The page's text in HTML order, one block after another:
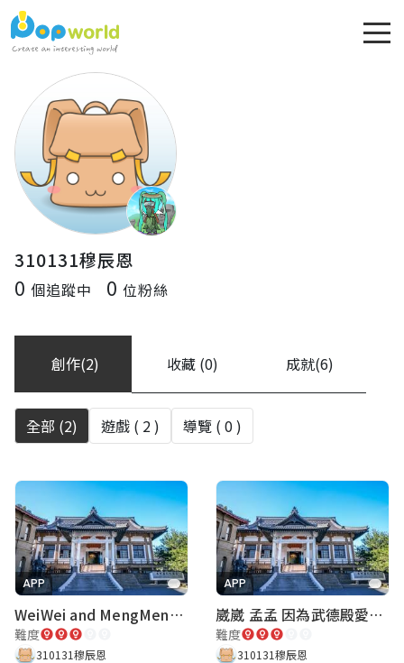
310131穆辰恩
0 個追蹤中 0 位粉絲
創作(2) 收藏 (0) 成就(6)
全部 (2) 遊戲 ( 2) 導覽 ( 0)
APP
WeiWei and MengMeng fell in love with this sky because of the Wude Hall.
難度
310131穆辰恩
APP
崴崴 孟孟 因為武德殿愛上了這片天空
難度
310131穆辰恩